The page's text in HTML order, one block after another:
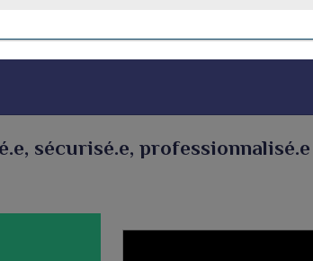
sécurisé.e,